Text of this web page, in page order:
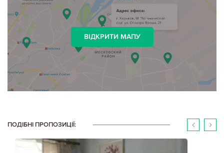
ВІДКРИТИ МАПУ
ПОДІБНІ ПРОПОЗИЦІЇ: